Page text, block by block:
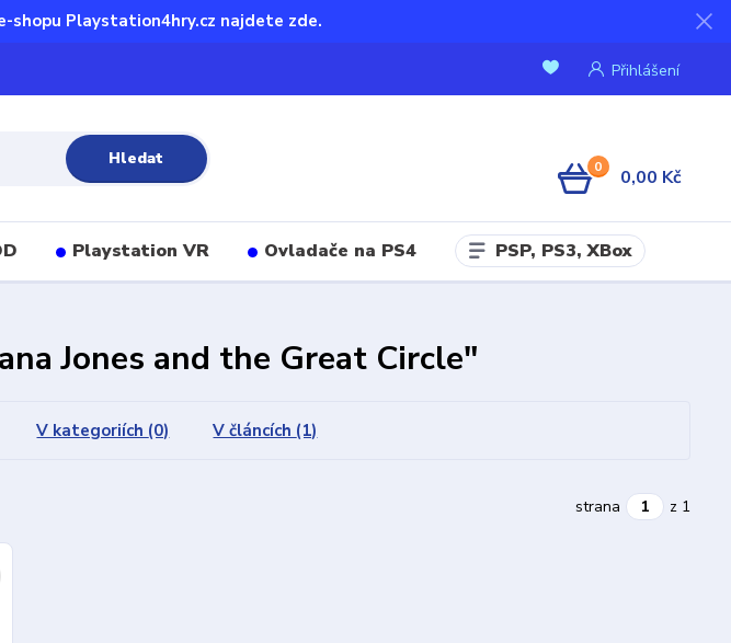
shopu Playstation4hry.cz najdete zde.
Přihlášení
Hledat 0 0,00 Kč
Playstation VR Ovladače na PS4 PSP, PS3, XBox
Jones and the Great Circle"
V kategoriích (0) V článcích (1)
strana z 1